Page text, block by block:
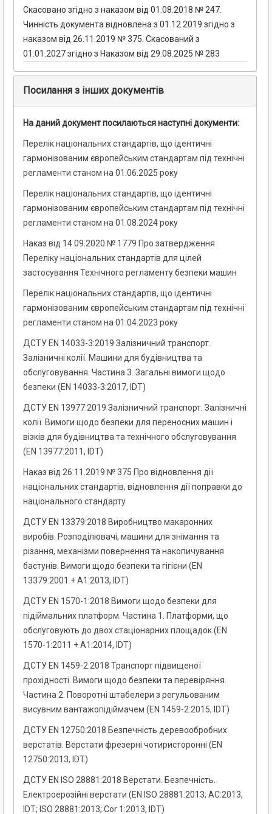
Скасовано згідно з наказом від 01.08.2018 № 247.
Чинність документа відновлена з 01.12.2019 згідно з
наказом від 26.11.2019 № 375. Скасований з
01.01.2027 згідно з Наказом від 29.08.2025 № 283
Посилання з інших документів
На даний документ посилаються наступні документи:
Перелік національних стандартів, що ідентичні
гармонізованим європейським стандартам під технічні
регламенти станом на 01.06.2025 року
Перелік національних стандартів, що ідентичні
гармонізованим європейським стандартам під технічні
регламенти станом на 01.08.2024 року
Наказ від 14.09.2020 № 1779 Про затвердження
Переліку національних стандартів для цілей
застосування Технічного регламенту безпеки машин
Перелік національних стандартів, що ідентичні
гармонізованим європейським стандартам під технічні
регламенти станом на 01.04.2023 року
ДСТУ EN 14033-3:2019 Залізничний транспорт.
Залізничні колії. Машини для будівництва та
обслуговування. Частина 3. Загальні вимоги щодо
безпеки (EN 14033-3:2017, IDT)
ДСТУ EN 13977:2019 Залізничний транспорт. Залізничні
колії. Вимоги щодо безпеки для переносних машин і
візків для будівництва та технічного обслуговування
(EN 13977:2011, IDT)
Наказ від 26.11.2019 № 375 Про відновлення дії
національних стандартів, відновлення дії поправки до
національного стандарту
ДСТУ EN 13379:2018 Виробництво макаронних
виробів. Розподілювачі, машини для знімання та
різання, механізми повернення та накопичування
бастунів. Вимоги щодо безпеки та гігієни (EN
13379:2001 + А1:2013, IDT)
ДСТУ EN 1570-1:2018 Вимоги щодо безпеки для
підіймальних платформ. Частина 1. Платформи, що
обслуговують до двох стаціонарних площадок (EN
1570-1:2011 + A1:2014, IDT)
ДСТУ EN 1459-2:2018 Транспорт підвищеної
прохідності. Вимоги щодо безпеки та перевіряння.
Частина 2. Поворотні штабелери з регульованим
висувним вантажопідіймачем (EN 1459-2:2015, IDT)
ДСТУ EN 12750:2018 Безпечність деревообробних
верстатів. Верстати фрезерні чотиристоронні (EN
12750:2013, IDT)
ДСТУ EN ISO 28881:2018 Верстати. Безпечність.
Електроерозійні верстати (EN ISO 28881:2013; АС:2013,
IDT; ISO 28881:2013; Cor 1:2013, IDT)